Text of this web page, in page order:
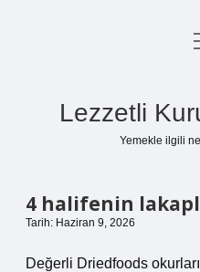
Lezzetli
Yemekle ilgili
4 halifenin
Tarih: Haziran 9, 2026
Değerli Driedfoods